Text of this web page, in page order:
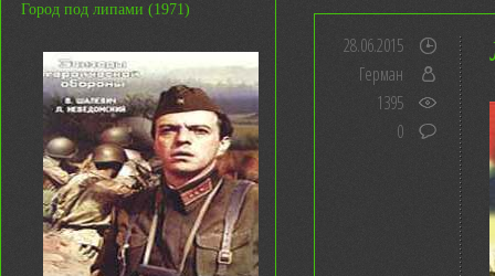
Город под липами (1971)
28.06.2015
Герман
1395
0